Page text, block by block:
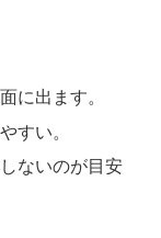
に出ます。
すい。
ないのが目安